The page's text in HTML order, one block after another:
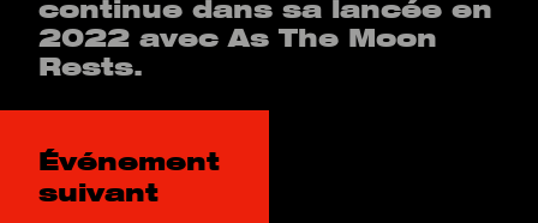
continue dans sa lancée en
2022 avec As The Moon
Rests.
Événement
suivant